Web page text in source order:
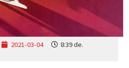
2021-03-04
8:39 de.